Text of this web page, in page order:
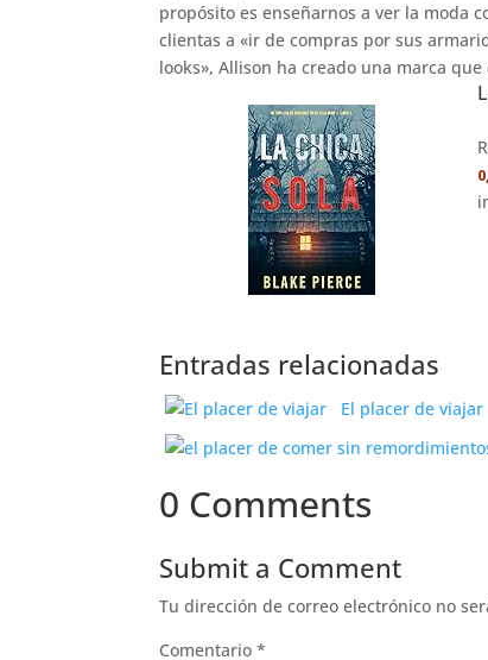
propósito es enseñarnos a ver la moda
clientas a «ir de compras por sus
looks», Allison ha creado una marca
Entradas relacionadas
El placer de viajar
0 Comments
Submit a Comment
Tu dirección de correo electrónico no
Comentario*